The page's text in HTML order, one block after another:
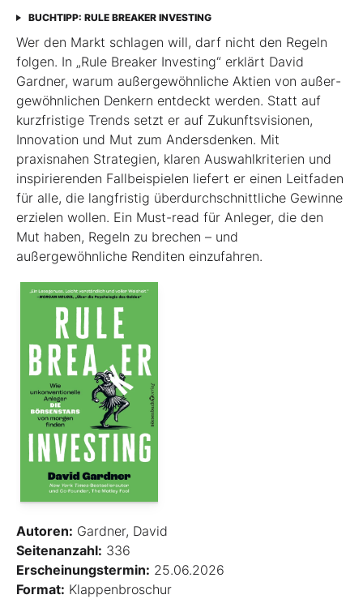
BUCHTIPP: RULE BREAKER INVESTING
Wer den Markt schlagen will, darf nicht den Regeln
folgen. In „Rule Breaker Investing“ erklärt David
Gardner, warum außergewöhnliche Aktien von außer­
gewöhnlichen Denkern entdeckt werden. Statt auf
kurzfristige Trends setzt er auf Zukunftsvisionen,
Innovation und Mut zum Andersdenken. Mit
praxisnahen Strategien, klaren Auswahlkriterien und
inspirierenden Fallbeispielen liefert er einen Leit­faden
für alle, die langfristig überdurchschnittliche Gewinne
erzielen wollen. Ein Must-read für Anleger, die den
Mut haben, Regeln zu brechen – und
außergewöhnliche Renditen einzufahren.
Autoren: Gardner, David
Seitenanzahl: 336
Erscheinungstermin: 25.06.2026
Format: Klappenbroschur